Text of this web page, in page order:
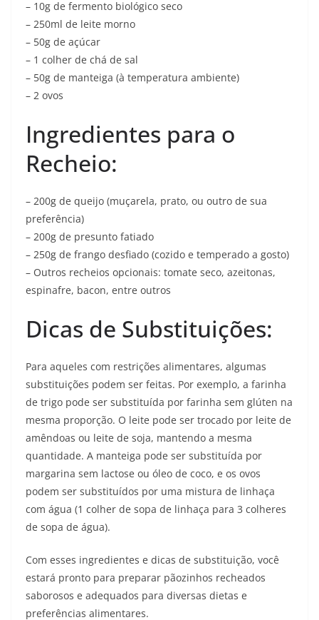
– 10g de fermento biológico seco
– 250ml de leite morno
– 50g de açúcar
– 1 colher de chá de sal
– 50g de manteiga (à temperatura ambiente)
– 2 ovos
Ingredientes para o
Recheio:
– 200g de queijo (muçarela, prato, ou outro de sua
preferência)
– 200g de presunto fatiado
– 250g de frango desfiado (cozido e temperado a gosto)
– Outros recheios opcionais: tomate seco, azeitonas,
espinafre, bacon, entre outros
Dicas de Substituições:
Para aqueles com restrições alimentares, algumas
substituições podem ser feitas. Por exemplo, a farinha
de trigo pode ser substituída por farinha sem glúten na
mesma proporção. O leite pode ser trocado por leite de
amêndoas ou leite de soja, mantendo a mesma
quantidade. A manteiga pode ser substituída por
margarina sem lactose ou óleo de coco, e os ovos
podem ser substituídos por uma mistura de linhaça
com água (1 colher de sopa de linhaça para 3 colheres
de sopa de água).
Com esses ingredientes e dicas de substituição, você
estará pronto para preparar pãozinhos recheados
saborosos e adequados para diversas dietas e
preferências alimentares.